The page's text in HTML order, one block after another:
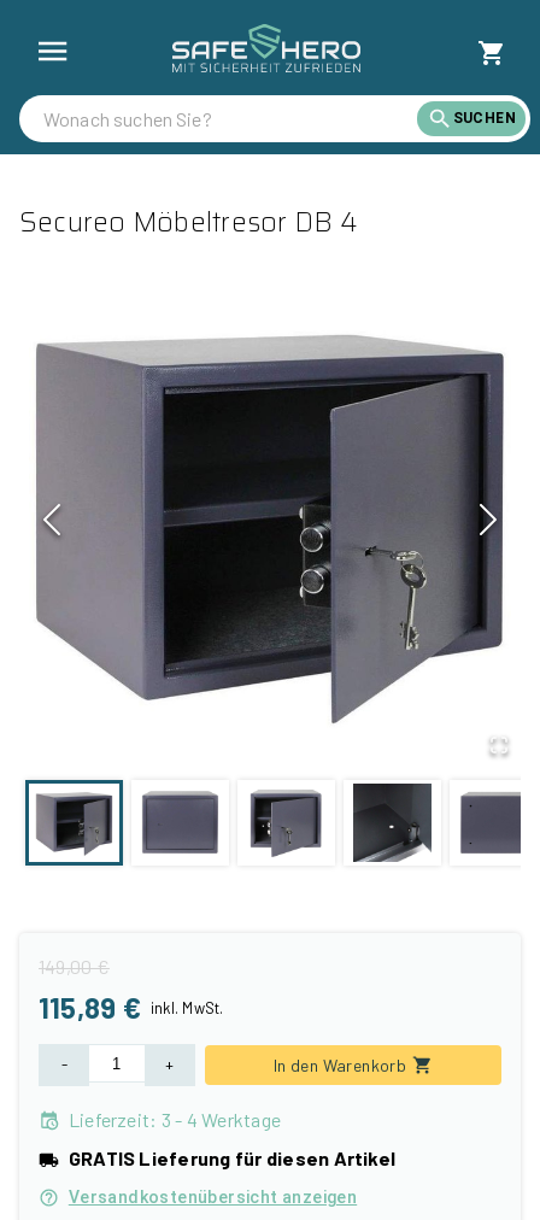
SUCHEN
Secureo Möbeltresor DB 4
149,00 €
115,89 € inkl. MwSt.
- + In den Warenkorb
Lieferzeit: 3 - 4 Werktage
GRATIS Lieferung für diesen Artikel
Versandkostenübersicht anzeigen